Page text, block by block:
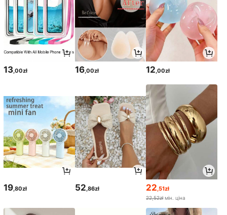
13,00zł 16,00zł 12,00zł
19,80zł 52,86zł 22,51zł
22,52zł мін. ціна